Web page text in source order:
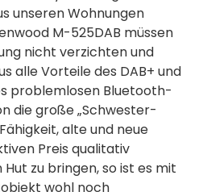
unseren Wohnungen
M-525DAB müssen
nicht verzichten und
alle Vorteile des DAB+ und
problemlosen Bluetooth-
die große „Schwester-
alte und neue
Preis qualitativ
zu bringen, so ist es mit
wohl noch